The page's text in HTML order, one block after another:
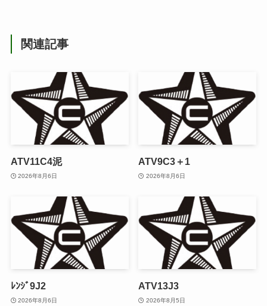
関連記事
ATV11C4泥
2026年8月6日
ATV9C3＋1
2026年8月6日
ﾚﾝｼﾞ9J2
2026年8月6日
ATV13J3
2026年8月5日